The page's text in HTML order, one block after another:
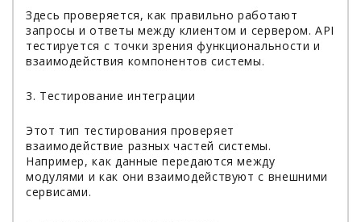
Здесь проверяется, как правильно работают
запросы и ответы между клиентом и сервером. API
тестируется с точки зрения функциональности и
взаимодействия компонентов системы.
3. Тестирование интеграции
Этот тип тестирования проверяет
взаимодействие разных частей системы.
Например, как данные передаются между
модулями и как они взаимодействуют с внешними
сервисами.